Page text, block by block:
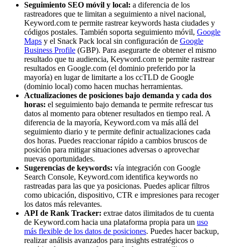
Seguimiento SEO móvil y local: a diferencia de los
rastreadores que te limitan a seguimiento a nivel nacional,
Keyword.com te permite rastrear keywords hasta ciudades y
códigos postales. También soporta seguimiento móvil, Google
Maps y el Snack Pack local sin configuración de Google
Business Profile (GBP). Para asegurarte de obtener el mismo
resultado que tu audiencia, Keyword.com te permite rastrear
resultados en Google.com (el dominio preferido por la
mayoría) en lugar de limitarte a los ccTLD de Google
(dominio local) como hacen muchas herramientas.
Actualizaciones de posiciones bajo demanda y cada dos
horas: el seguimiento bajo demanda te permite refrescar tus
datos al momento para obtener resultados en tiempo real. A
diferencia de la mayoría, Keyword.com va más allá del
seguimiento diario y te permite definir actualizaciones cada
dos horas. Puedes reaccionar rápido a cambios bruscos de
posición para mitigar situaciones adversas o aprovechar
nuevas oportunidades.
Sugerencias de keywords: vía integración con Google
Search Console, Keyword.com identifica keywords no
rastreadas para las que ya posicionas. Puedes aplicar filtros
como ubicación, dispositivo, CTR e impresiones para recoger
los datos más relevantes.
API de Rank Tracker: extrae datos ilimitados de tu cuenta
de Keyword.com hacia una plataforma propia para un uso
más flexible de los datos de posiciones. Puedes hacer backup,
realizar análisis avanzados para insights estratégicos o